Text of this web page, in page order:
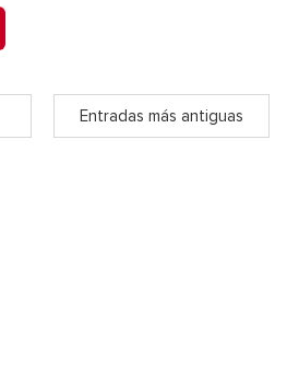
Entradas más antiguas